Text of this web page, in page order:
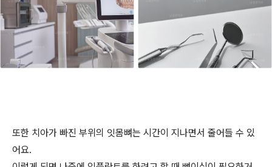
또한 치아가 빠진 부위의 잇몸뼈는 시간이 지나면서 줄어들 수 있
어요.